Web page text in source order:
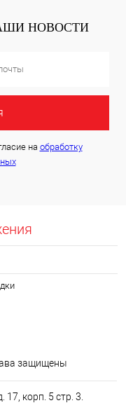
НОВОСТИ
на обработку
защищены
корп. 5 стр. 3.